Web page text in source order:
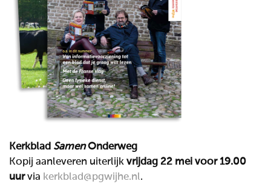
Kerkblad SamenOnderweg
Kopij aanleveren uiterlijk vrijdag 22 mei voor 19.00
uurvia kerkblad@pgwijhe.nl.